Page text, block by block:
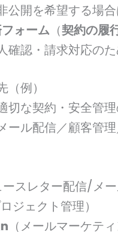
公開を希望する場
ォーム （契約の履
認・請求対応の
例）
切な契約・安全管
ール配信／顧客管
ースレター配信/メ
ジェクト管理）
（メールマーケテ